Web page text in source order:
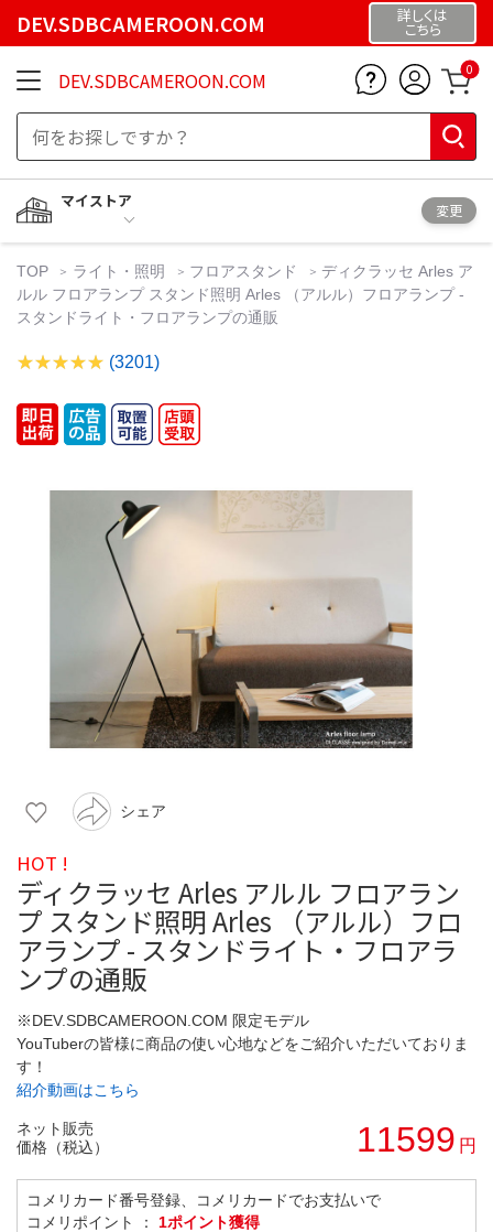
DEV.SDBCAMEROON.COM 詳しくは
こちら
DEV.SDBCAMEROON.COM 0
マイストア
変更
TOP ライト・照明 フロアスタンド
ディクラッセ Arles ア
ルル フロアランプ スタンド照明 Arles （アルル）フロアランプ -
スタンドライト・フロアランプの通販
(3201)
シェア
HOT !
ディクラッセ Arles アルル フロアラン
プ スタンド照明 Arles （アルル）フロ
アランプ - スタンドライト・フロアラ
ンプの通販
※DEV.SDBCAMEROON.COM 限定モデル
YouTuberの皆様に商品の使い心地などをご紹介いただいておりま
す！
紹介動画はこちら
ネット販売
価格（税込）
11599 円
コメリカード番号登録、コメリカードでお支払いで
コメリポイント ： 1ポイント獲得